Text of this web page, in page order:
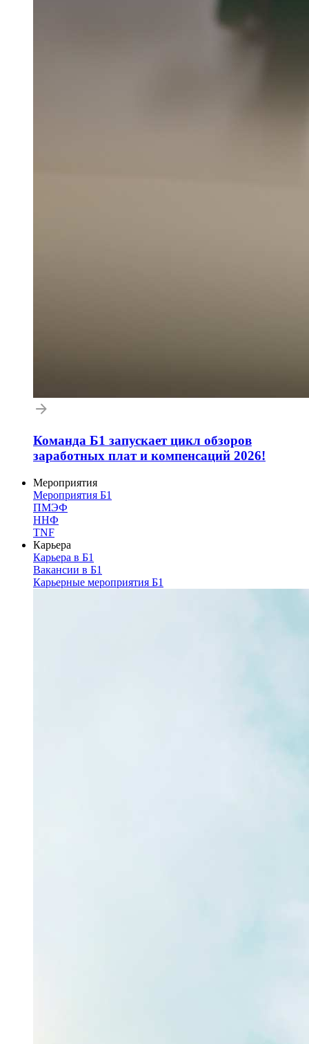
Команда Б1 запускает цикл обзоров
заработных плат и компенсаций 2026!
Мероприятия
Мероприятия Б1
ПМЭФ
ННФ
TNF
Карьера
Карьера в Б1
Вакансии в Б1
Карьерные мероприятия Б1